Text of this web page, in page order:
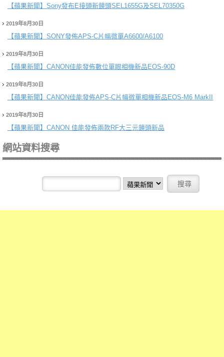
【蘋果新聞】 Sony發布E接頭新鏡頭SEL1655G及SEL70350G
2019年8月30日
【蘋果新聞】 SONY發佈APS-C片幅微單A6600/A6100
2019年8月30日
【蘋果新聞】 CANON佳能發佈數位單眼相機新品EOS-90D
2019年8月30日
【蘋果新聞】 CANON佳能發佈APS-C片幅微單相機新品EOS-M6 MarkII
2019年8月30日
【蘋果新聞】 CANON 佳能發佈兩款RF大三元鏡頭新品
網站資料搜尋